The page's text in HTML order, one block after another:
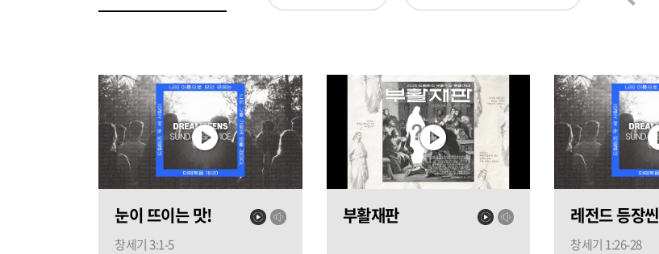
눈이 뜨이는 맛!
창세기 3:1-5
부활재판 레전드 등장씬
창세기 1:26-28